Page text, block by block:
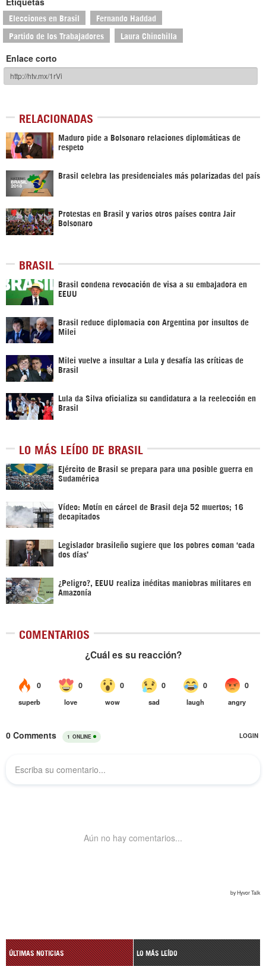
Elecciones en Brasil Fernando Haddad
Partido de los Trabajadores Laura Chinchilla
Enlace corto
RELACIONADAS
Maduro pide a Bolsonaro relaciones diplomáticas de
respeto
Brasil celebra las presidenciales más polarizadas del país
Protestas en Brasil y varios otros países contra Jair
Bolsonaro
BRASIL
Brasil condena revocación de visa a su embajadora en
EEUU
Brasil reduce diplomacia con Argentina por insultos de
Milei
Milei vuelve a insultar a Lula y desafía las críticas de
Brasil
Lula da Silva oficializa su candidatura a la reelección en
Brasil
LO MÁS LEÍDO DE BRASIL
Ejército de Brasil se prepara para una posible guerra en
Sudamérica
Vídeo: Motín en cárcel de Brasil deja 52 muertos; 16
decapitados
Legislador brasileño sugiere que los pobres coman ‘cada
dos días’
¿Peligro?, EEUU realiza inéditas maniobras militares en
Amazonía
COMENTARIOS
ÚLTIMAS NOTICIAS LO MÁS LEÍDO